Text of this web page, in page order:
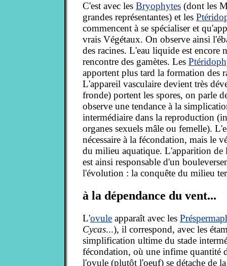
C'est avec les Bryophytes (dont les
grandes représentantes) et les
commencent à se spécialiser et
vrais Végétaux. On observe ainsi
des racines. L'eau liquide est encore
rencontre des gamètes. Les
apportent plus tard la formation des
L'appareil vasculaire devient très
fronde) portent les spores, on parle
observe une tendance à la
intermédiaire dans la reproduction
organes sexuels mâle ou femelle).
nécessaire à la fécondation, mais le
du milieu aquatique. L'apparition de
est ainsi responsable d'un
l'évolution : la conquête du milieu
à la dépendance du vent...
L'ovule apparaît avec les
Cycas...), il correspond, avec les
simplification ultime du stade
fécondation, où une infime quantité
l'ovule (plutôt l'oeuf) se détache de